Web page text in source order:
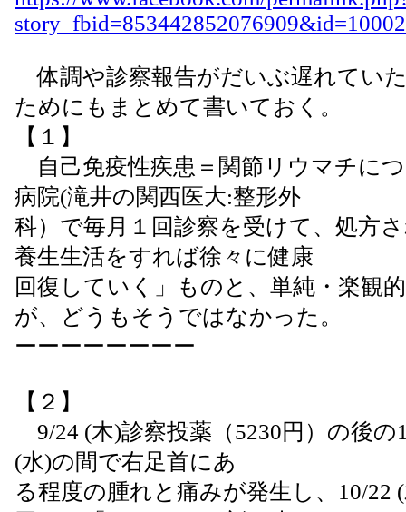
体調や診察報告がだいぶ遅れてい
ためにもまとめて書いておく。
【１】
自己免疫性疾患＝関節リウマチに
病院(滝井の関西医大:整形外
科）で毎月１回診察を受けて、処方
養生生活をすれば徐々に健康
回復していく」ものと、単純・楽観
が、どうもそうではなかった。
ーーーーーーーー
【２】
9/24 (木)診察投薬（5230円）の後の
(水)の間で右足首にあ
る程度の腫れと痛みが発生し、10/22